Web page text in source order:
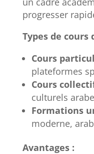
progresser
Types de cours
Cours
plateformes
Cours
culturels
Formations
moderne,
Avantages :